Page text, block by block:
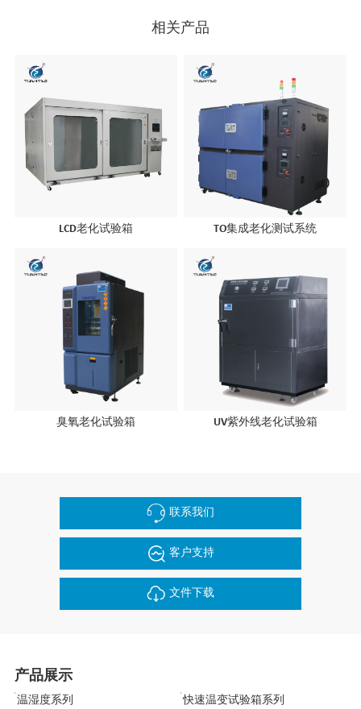
相关产品
LCD老化试验箱 TO集成老化测试系统
臭氧老化试验箱 UV紫外线老化试验箱
联系我们
客户支持
文件下载
产品展示
温湿度系列
快速温变试验箱系列